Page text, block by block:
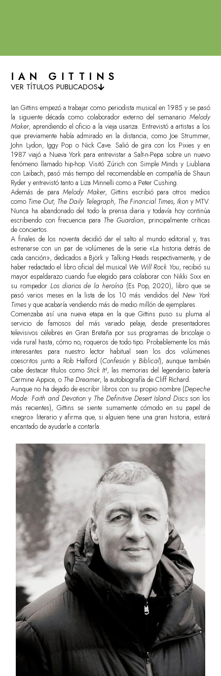
IAN GITTINS
Ian Gittins empezó a trabajar como periodista musical en 1985 y se pasó
la siguiente década como colaborador externo del semanario Melody
Maker, aprendiendo el oficio a la vieja usanza. Entrevistó a artistas a los
que previamente había admirado en la distancia, como Joe Strummer,
John Lydon, Iggy Pop o Nick Cave. Salió de gira con los Pixies y en
1987 viajó a Nueva York para entrevistar a Salt-n-Pepa sobre un nuevo
fenómeno llamado hip-hop. Visitó Zúrich con Simple Minds y Liubliana
con Laibach, pasó más tiempo del recomendable en compañía de Shaun
Ryder y entrevistó tanto a Liza Minnelli como a Peter Cushing.
Además de paraMelody Maker, Gittins escribió para otros medios
como Time Out, The Daily Telegraph, The Financial Times, Ikony MTV.
Nunca ha abandonado del todo la prensa diaria y todavía hoy continúa
escribiendo con frecuencia para The Guardian, principalmente críticas
de conciertos.
A finales de los noventa decidió dar el salto al mundo editorial y, tras
estrenarse con un par de volúmenes de la serie «La historia detrás de
cada canción», dedicados a Björk y Talking Heads respectivamente, y de
haber redactado el libro oficial del musical We Will Rock You, recibió su
mayor espaldarazo cuando fue elegido para colaborar con Nikki Sixx en
su rompedor Los diarios de la heroína (Es Pop, 2020), libro que se
pasó varios meses en la lista de los 10 más vendidos delNew York
Timesy que acabaría vendiendo más de medio millón de ejemplares.
Comenzaba así una nueva etapa en la que Gittins puso su pluma al
servicio de famosos del más variado pelaje, desde presentadores
televisivos célebres en Gran Bretaña por sus programas de bricolaje o
vida rural hasta, cómo no, roqueros de todo tipo. Probablemente los más
interesantes para nuestro lector habitual sean los dos volúmenes
coescritos junto a Rob Halford (Confesióny Biblical), aunque también
cabe destacar títulos como Stick It!, las memorias del legendario batería
Carmine Appice, o The Dreamer, la autobiografía de Cliff Richard.
Aunque no ha dejado de escribir libros con su propio nombre (Depeche
Mode: Faith and Devotion y The Definitive Desert Island Discsson los
más recientes), Gittins se siente sumamente cómodo en su papel de
«negro» literario y afirma que, si alguien tiene una gran historia, estará
encantado de ayudarle a contarla.
VER TÍTULOS PUBLICADOS